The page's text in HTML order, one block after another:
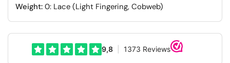
Weight:0: Lace (Light Fingering, Cobweb)